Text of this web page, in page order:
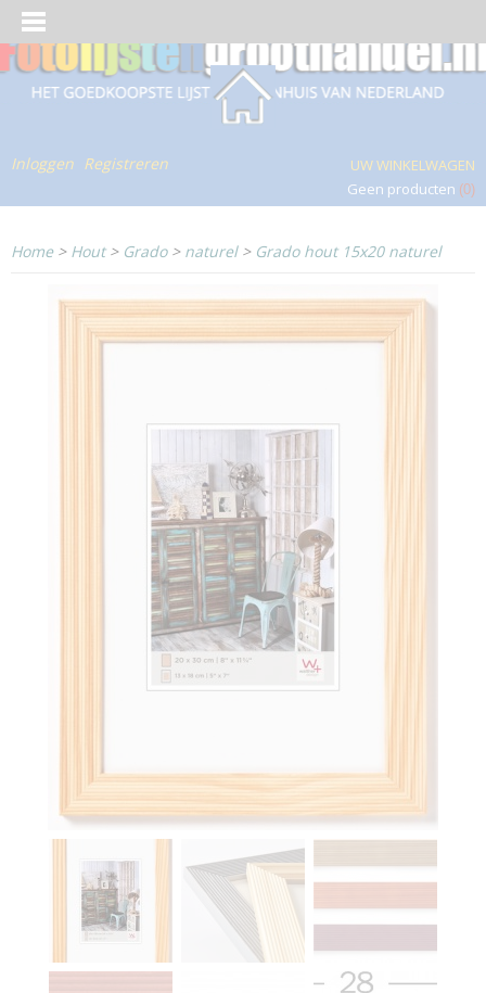
Inloggen Registreren
UW WINKELWAGEN
Geen producten (0)
Home> Hout> Grado> naturel> Grado hout 15x20 naturel